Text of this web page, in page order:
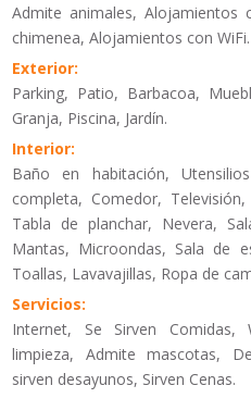
Admite animales, Alojamientos
chimenea, Alojamientos con WiFi.
Exterior:
Parking, Patio, Barbacoa,
Granja, Piscina, Jardín.
Interior:
Baño en habitación,
completa, Comedor,
Tabla de planchar, Nevera,
Mantas, Microondas, Sala de
Toallas, Lavavajillas, Ropa de
Servicios:
Internet, Se Sirven Comidas,
limpieza, Admite mascotas,
sirven desayunos, Sirven Cenas.